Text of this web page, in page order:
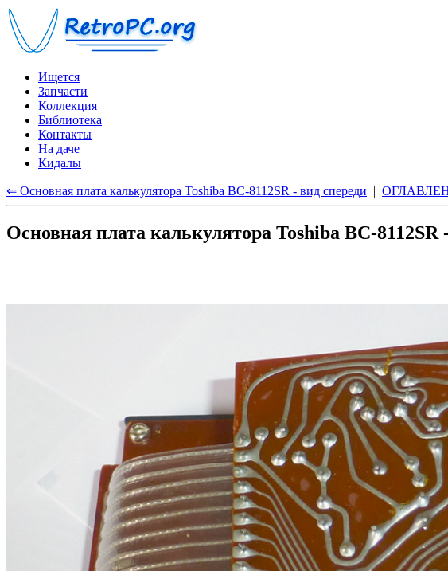
Ищется
Запчасти
Коллекция
Библиотека
Контакты
На даче
Кидалы
⇐ Основная плата калькулятора Toshiba BC-8112SR - вид спереди |
Основная плата калькулятора Toshiba BC-8112SR